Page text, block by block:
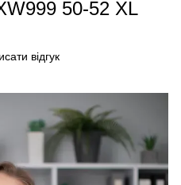
50-52 XL
відгук